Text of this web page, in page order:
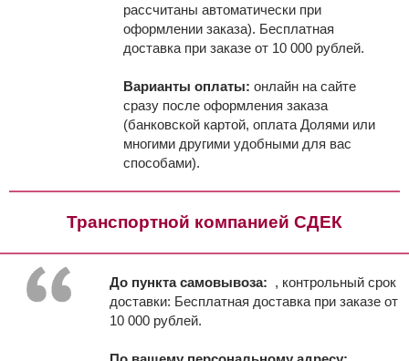
рассчитаны автоматически при
оформлении заказа). Бесплатная
доставка при заказе от 10 000 рублей.
Варианты оплаты: онлайн на сайте
сразу после оформления заказа
(банковской картой, оплата Долями или
многими другими удобными для вас
способами).
Транспортной компанией СДЕК
До пункта самовывоза: , контрольный срок
доставки: Бесплатная доставка при заказе от
10 000 рублей.